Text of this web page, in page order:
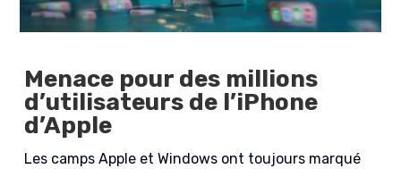
Menace pour des millions
d’utilisateurs de l’iPhone
d’Apple
Les camps Apple et Windows ont toujours marqué